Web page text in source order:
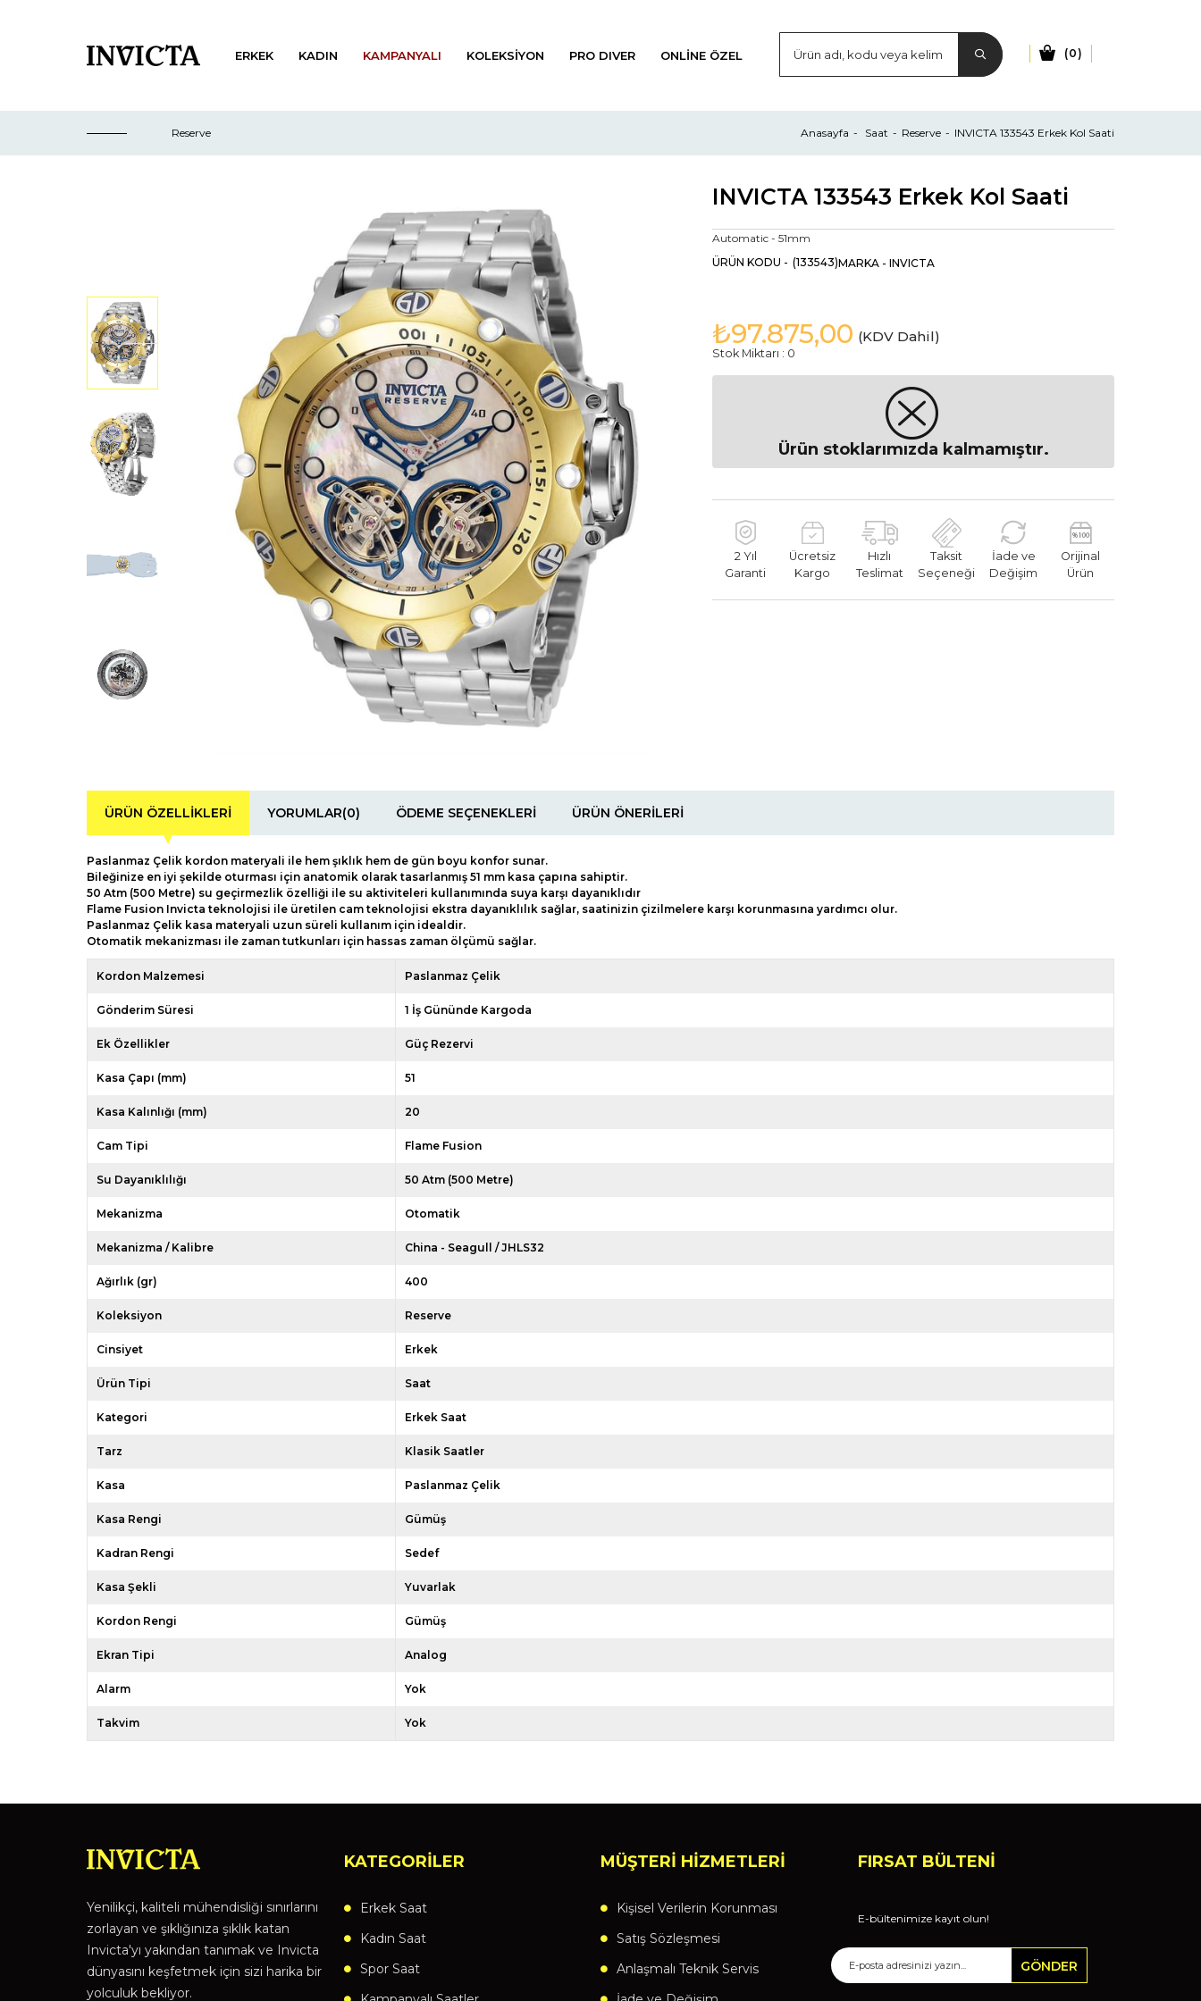
0
ERKEK KADIN KAMPANYALI KOLEKSIYON PRO DIVER ONLINE ÖZEL
Anasayfa Saat Reserve INVICTA 133543 Erkek Kol Saati
Reserve
INVICTA 133543 Erkek Kol Saati
Automatic - 51mm
(133543)MARKA - INVICTA
₺97.875,00 (KDV Dahil)
Stok Miktarı : 0
Ürün stoklarımızda kalmamıştır.
2 Yıl
Garanti
Ücretsiz
Kargo
Hızlı
Teslimat
Taksit
Seçeneği
İade ve
Değişim
Orijinal
Ürün
ÜRÜN ÖZELLIKLERI YORUMLAR(0) ÖDEME SEÇENEKLERI ÜRÜN ÖNERILERI
Paslanmaz Çelik kordon materyali ile hem şıklık hem de gün boyu konfor sunar.
Bileğinize en iyi şekilde oturması için anatomik olarak tasarlanmış 51 mm kasa çapına sahiptir.
50 Atm (500 Metre) su geçirmezlik özelliği ile su aktiviteleri kullanımında suya karşı dayanıklıdır
Flame Fusion Invicta teknolojisi ile üretilen cam teknolojisi ekstra dayanıklılık sağlar, saatinizin çizilmelere karşı korunmasına yardımcı olur.
Paslanmaz Çelik kasa materyali uzun süreli kullanım için idealdir.
Otomatik mekanizması ile zaman tutkunları için hassas zaman ölçümü sağlar.
Kordon Malzemesi Paslanmaz Çelik
Gönderim Süresi 1 İş Gününde Kargoda
Ek Özellikler Güç Rezervi
Kasa Çapı (mm) 51
Kasa Kalınlığı (mm) 20
Cam Tipi Flame Fusion
Su Dayanıklılığı 50 Atm (500 Metre)
Mekanizma Otomatik
Mekanizma / Kalibre China - Seagull / JHLS32
Ağırlık (gr) 400
Koleksiyon Reserve
Cinsiyet Erkek
Ürün Tipi Saat
Kategori Erkek Saat
Tarz Klasik Saatler
Kasa Paslanmaz Çelik
Kasa Rengi Gümüş
Kadran Rengi Sedef
Kasa Şekli Yuvarlak
Kordon Rengi Gümüş
Ekran Tipi Analog
Alarm Yok
Takvim Yok
Yenilikçi, kaliteli mühendisliği sınırlarını
zorlayan ve şıklığınıza şıklık katan
Invicta'yı yakından tanımak ve Invicta
dünyasını keşfetmek için sizi harika bir
yolculuk bekliyor.
KATEGORİLER
Erkek Saat
Kadın Saat
Spor Saat
MÜŞTERİ HİZMETLERİ
Kişisel Verilerin Korunması
Satış Sözleşmesi
Anlaşmalı Teknik Servis
FIRSAT BÜLTENİ
E-bültenimize kayıt olun!
GÖNDER